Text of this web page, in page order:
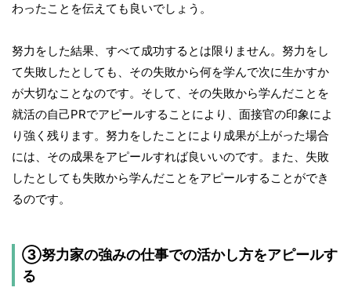
わったことを伝えても良いでしょう。
努力をした結果、すべて成功するとは限りません。努力をし
て失敗したとしても、その失敗から何を学んで次に生かすか
が大切なことなのです。そして、その失敗から学んだことを
就活の自己PRでアピールすることにより、面接官の印象によ
り強く残ります。努力をしたことにより成果が上がった場合
には、その成果をアピールすれば良いいのです。また、失敗
したとしても失敗から学んだことをアピールすることができ
るのです。
③努力家の強みの仕事での活かし方をアピールす
る